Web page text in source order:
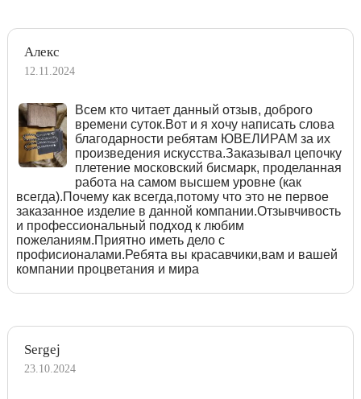
Алекс
12.11.2024
Всем кто читает данный отзыв, доброго
времени суток.Вот и я хочу написать слова
благодарности ребятам ЮВЕЛИРАМ за их
произведения искусства.Заказывал цепочку
плетение московский бисмарк, проделанная
работа на самом высшем уровне (как
всегда).Почему как всегда,потому что это не первое
заказанное изделие в данной компании.Отзывчивость
и профессиональный подход к любим
пожеланиям.Приятно иметь дело с
профисионалами.Ребята вы красавчики,вам и вашей
компании процветания и мира
Sergej
23.10.2024